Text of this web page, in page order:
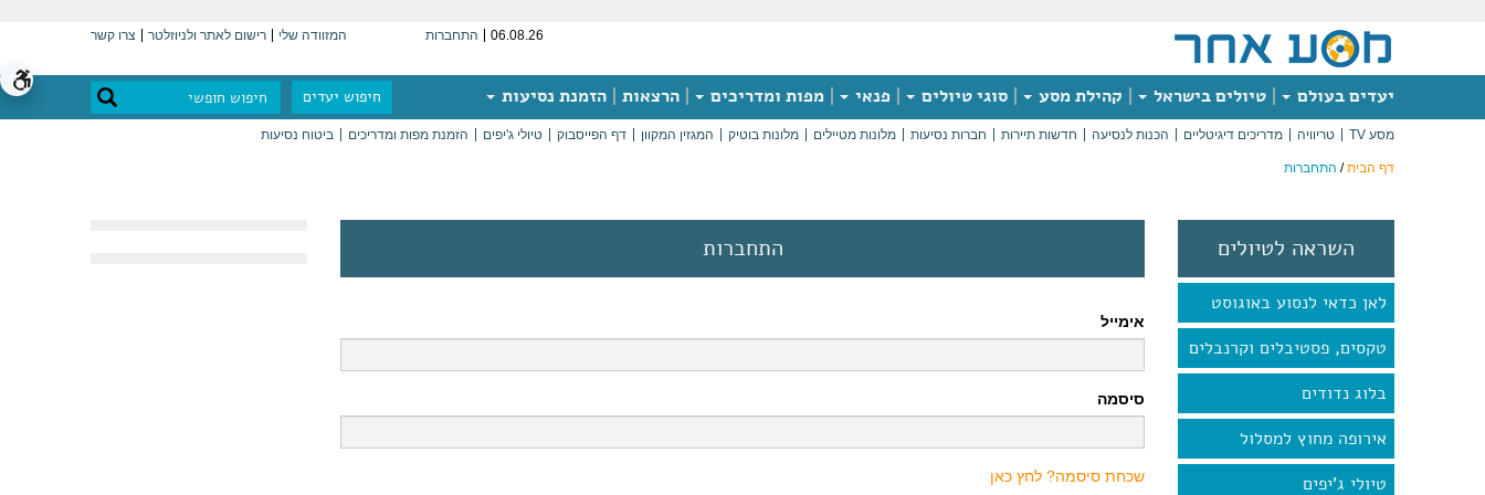
06.08.26 התחברות המזוודה שלי רישום לאתר ולניוזלטר צרו קשר
יעדים בעולם טיולים בישראל קהילת מסע סוגי טיולים פנאי מפות ומדריכים הרצאות הזמנת נסיעות חיפוש יעדים
מסע TV טריוויה מדריכים דיגיטליים הכנות לנסיעה חדשות תיירות חברות נסיעות מלונות מטיילים מלונות בוטיק המגזין המקוון דף הפייסבוק טיולי ג'יפים הזמנת מפות ומדריכים ביטוח נסיעות
דף הבית/ התחברות
השראה לטיולים
לאן כדאי לנסוע באוגוסט
טקסים, פסטיבלים וקרנבלים
בלוג נדודים
אירופה מחוץ למסלול
טיולי ג'יפים
התחברות
אימייל
סיסמה
שכחת סיסמה? לחץ כאן